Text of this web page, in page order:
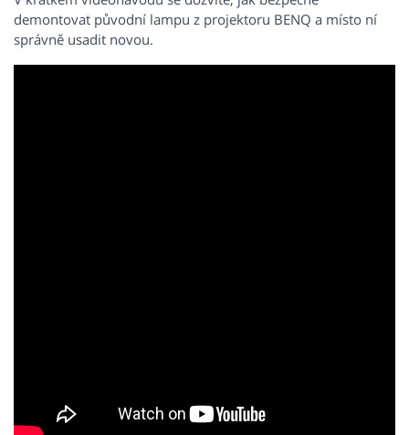
demontovat původní lampu z projektoru BENQ a místo ní
správně usadit novou.